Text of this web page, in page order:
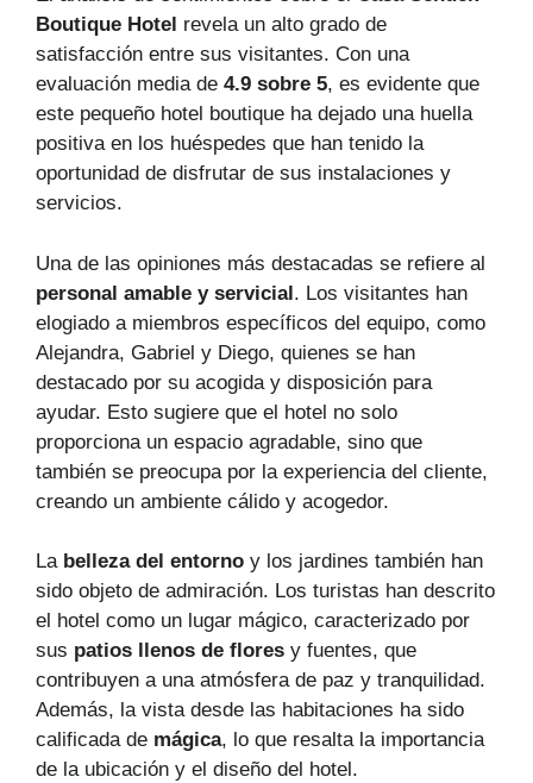
Boutique Hotel revela un alto grado de
satisfacción entre sus visitantes. Con una
evaluación media de 4.9 sobre 5, es evidente que
este pequeño hotel boutique ha dejado una huella
positiva en los huéspedes que han tenido la
oportunidad de disfrutar de sus instalaciones y
servicios.
Una de las opiniones más destacadas se refiere al
personal amable y servicial. Los visitantes han
elogiado a miembros específicos del equipo, como
Alejandra, Gabriel y Diego, quienes se han
destacado por su acogida y disposición para
ayudar. Esto sugiere que el hotel no solo
proporciona un espacio agradable, sino que
también se preocupa por la experiencia del cliente,
creando un ambiente cálido y acogedor.
La belleza del entorno y los jardines también han
sido objeto de admiración. Los turistas han descrito
el hotel como un lugar mágico, caracterizado por
sus patios llenos de flores y fuentes, que
contribuyen a una atmósfera de paz y tranquilidad.
Además, la vista desde las habitaciones ha sido
calificada de mágica, lo que resalta la importancia
de la ubicación y el diseño del hotel.